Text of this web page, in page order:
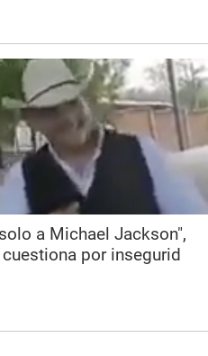
a Michael Jackson",
por insegurid